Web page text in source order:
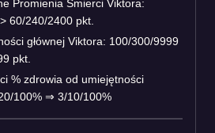
Promienia Śmierci Viktora:
60/240/2400 pkt.
głównej Viktora: 100/300/9999
pkt.
% zdrowia od umiejętności
100% ⇒ 3/10/100%